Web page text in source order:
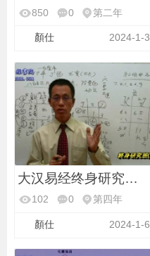
850 0 第二年
顏仕 2024-1-3
大汉易经终身研究班第
102 0 第四年
顏仕 2024-1-6